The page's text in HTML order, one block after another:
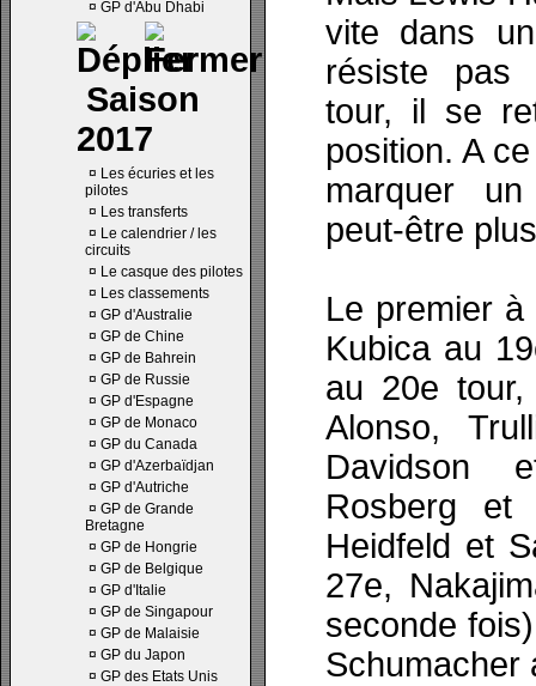
¤ GP d'Abu Dhabi
Saison
2017
¤ Les écuries et les
pilotes
¤ Les transferts
¤ Le calendrier / les
circuits
¤ Le casque des pilotes
¤ Les classements
¤ GP d'Australie
¤ GP de Chine
¤ GP de Bahrein
¤ GP de Russie
¤ GP d'Espagne
¤ GP de Monaco
¤ GP du Canada
¤ GP d'Azerbaïdjan
¤ GP d'Autriche
¤ GP de Grande
Bretagne
¤ GP de Hongrie
¤ GP de Belgique
¤ GP d'Italie
¤ GP de Singapour
¤ GP de Malaisie
¤ GP du Japon
¤ GP des Etats Unis
vite dans
résiste pas
tour, il se
position. A
marquer
peut-être
Le premier
Kubica au
au 20e
Alonso,
Davidson
Rosberg et
Heidfeld et
27e,
seconde
Schumacher